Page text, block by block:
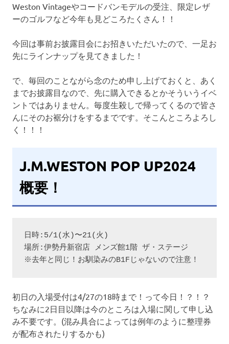
Weston Vintageやコードバンモデルの受注、限定レザ
ーのゴルフなど今年も見どころたくさん！！
今回は事前お披露目会にお招きいただいたので、一足お
先にラインナップを見てきました！
で、毎回のことながら念のため申し上げておくと、あく
までお披露目なので、先に購入できるとかそういうイベ
ントではありません。毎度生殺しで帰ってくるので皆さ
んにそのお裾分けをするまでです。そこんところよろし
く！！！
J.M.WESTON POP UP2024
概要！
日時:5/1(水)〜21(火)
場所:伊勢丹新宿店 メンズ館1階 ザ・ステージ
※去年と同じ！お馴染みのB1Fじゃないので注意！
初日の入場受付は4/27の18時まで！って今日！？！？
ちなみに2日目以降は今のところは入場に関して申し込
み不要です。(混み具合によっては例年のように整理券
が配布されたりするかも)